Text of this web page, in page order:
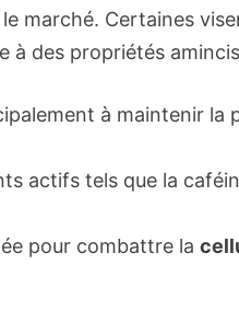
marché. Certaines
des propriétés
à maintenir la
actifs tels que la
pour combattre la